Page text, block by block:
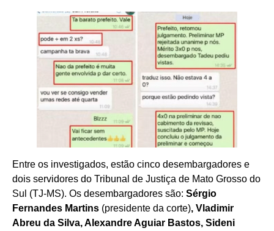
Entre os investigados, estão cinco desembargadores e
dois servidores do Tribunal de Justiça de Mato Grosso do
Sul (TJ-MS). Os desembargadores são: Sérgio
Fernandes Martins (presidente da corte), Vladimir
Abreu da Silva, Alexandre Aguiar Bastos, Sideni